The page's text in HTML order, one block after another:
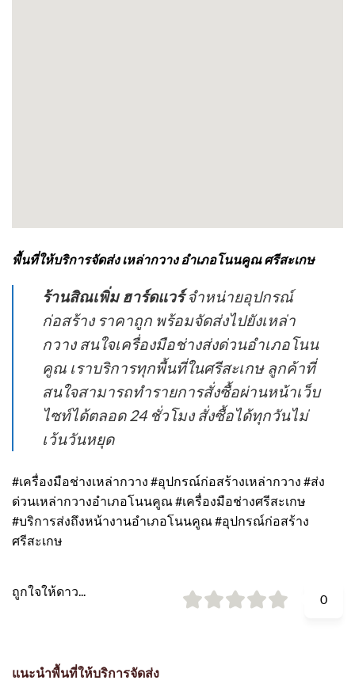
พื้นที่ให้บริการจัดส่ง เหล่ากวาง อำเภอโนนคูณ ศรีสะเกษ
ร้านสิณเพิ่ม ฮาร์ดแวร์จำหน่ายอุปกรณ์
ก่อสร้าง ราคาถูก พร้อมจัดส่งไปยังเหล่า
กวาง สนใจเครื่องมือช่างส่งด่วนอำเภอโนน
คูณ เราบริการทุกพื้นที่ในศรีสะเกษ ลูกค้าที่
สนใจสามารถทำรายการสั่งซื้อผ่านหน้าเว็บ
ไซท์ได้ตลอด 24 ชั่วโมง สั่งซื้อได้ทุกวันไม่
เว้นวันหยุด
#เครื่องมือช่างเหล่ากวาง #อุปกรณ์ก่อสร้างเหล่ากวาง #ส่ง
ด่วนเหล่ากวางอำเภอโนนคูณ #เครื่องมือช่างศรีสะเกษ
#บริการส่งถึงหน้างานอำเภอโนนคูณ #อุปกรณ์ก่อสร้าง
ศรีสะเกษ
ถูกใจให้ดาว...
0
แนะนำพื้นที่ให้บริการจัดส่ง